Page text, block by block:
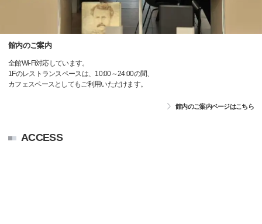
館内のご案内
全館Wi-Fi対応しています。
1Fのレストランスペースは、10:00～24:00の間、
カフェスペースとしてもご利用いただけます。
館内のご案内ページはこちら
ACCESS